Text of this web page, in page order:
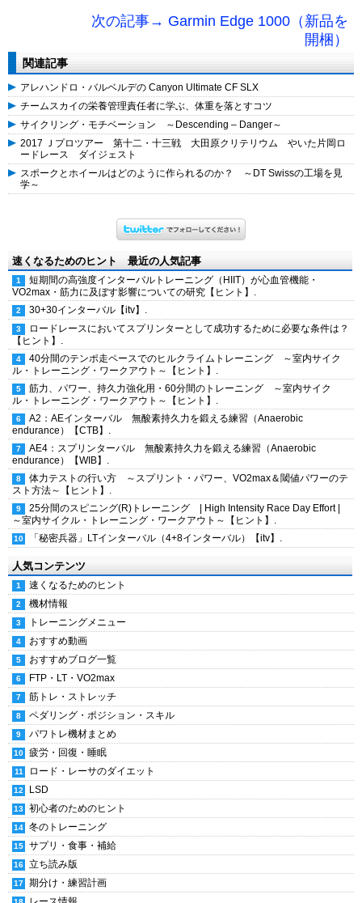
次の記事→ Garmin Edge 1000（新品を
開梱）
関連記事
アレハンドロ・バルベルデの Canyon Ultimate CF SLX
チームスカイの栄養管理責任者に学ぶ、体重を落とすコツ
サイクリング・モチベーション ～Descending – Danger～
2017 Ｊプロツアー 第十二・十三戦 大田原クリテリウム やいた片岡ロ
ードレース ダイジェスト
スポークとホイールはどのように作られるのか？ ～DT Swissの工場を見
学～
速くなるためのヒント 最近の人気記事
短期間の高強度インターバルトレーニング（HIIT）が心血管機能・
VO2max・筋力に及ぼす影響についての研究【ヒント】.
30+30インターバル【itv】.
ロードレースにおいてスプリンターとして成功するために必要な条件は？
【ヒント】.
40分間のテンポ走ペースでのヒルクライムトレーニング ～室内サイク
ル・トレーニング・ワークアウト～【ヒント】.
筋力、パワー、持久力強化用・60分間のトレーニング ～室内サイク
ル・トレーニング・ワークアウト～【ヒント】.
A2：AEインターバル 無酸素持久力を鍛える練習（Anaerobic
endurance）【CTB】.
AE4：スプリンターバル 無酸素持久力を鍛える練習（Anaerobic
endurance）【WIB】.
体力テストの行い方 ～スプリント・パワー、VO2max＆閾値パワーのテ
スト方法～【ヒント】.
25分間のスピニング(R)トレーニング | High Intensity Race Day Effort |
～室内サイクル・トレーニング・ワークアウト～【ヒント】.
「秘密兵器」LTインターバル（4+8インターバル）【itv】.
人気コンテンツ
速くなるためのヒント
機材情報
トレーニングメニュー
おすすめ動画
おすすめブログ一覧
FTP・LT・VO2max
筋トレ・ストレッチ
ペダリング・ポジション・スキル
パワトレ機材まとめ
疲労・回復・睡眠
ロード・レーサのダイエット
LSD
初心者のためのヒント
冬のトレーニング
サプリ・食事・補給
立ち読み版
期分け・練習計画